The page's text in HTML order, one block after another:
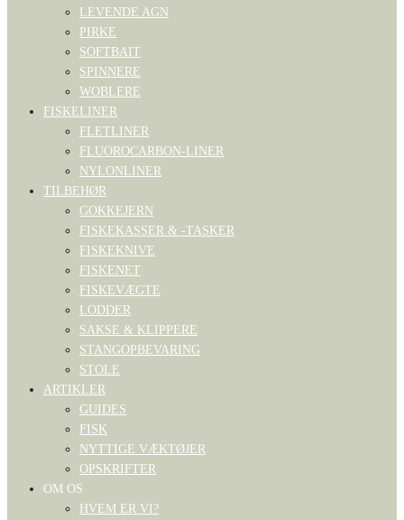
LEVENDE AGN
PIRKE
SOFTBAIT
SPINNERE
WOBLERE
FISKELINER
FLETLINER
FLUOROCARBON-LINER
NYLONLINER
TILBEHØR
GOKKEJERN
FISKEKASSER & -TASKER
FISKEKNIVE
FISKENET
FISKEVÆGTE
LODDER
SAKSE & KLIPPERE
STANGOPBEVARING
STOLE
ARTIKLER
GUIDES
FISK
NYTTIGE VÆKTØJER
OPSKRIFTER
OM OS
HVEM ER VI?